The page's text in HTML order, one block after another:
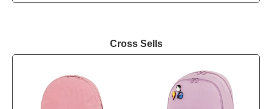
Cross Sells